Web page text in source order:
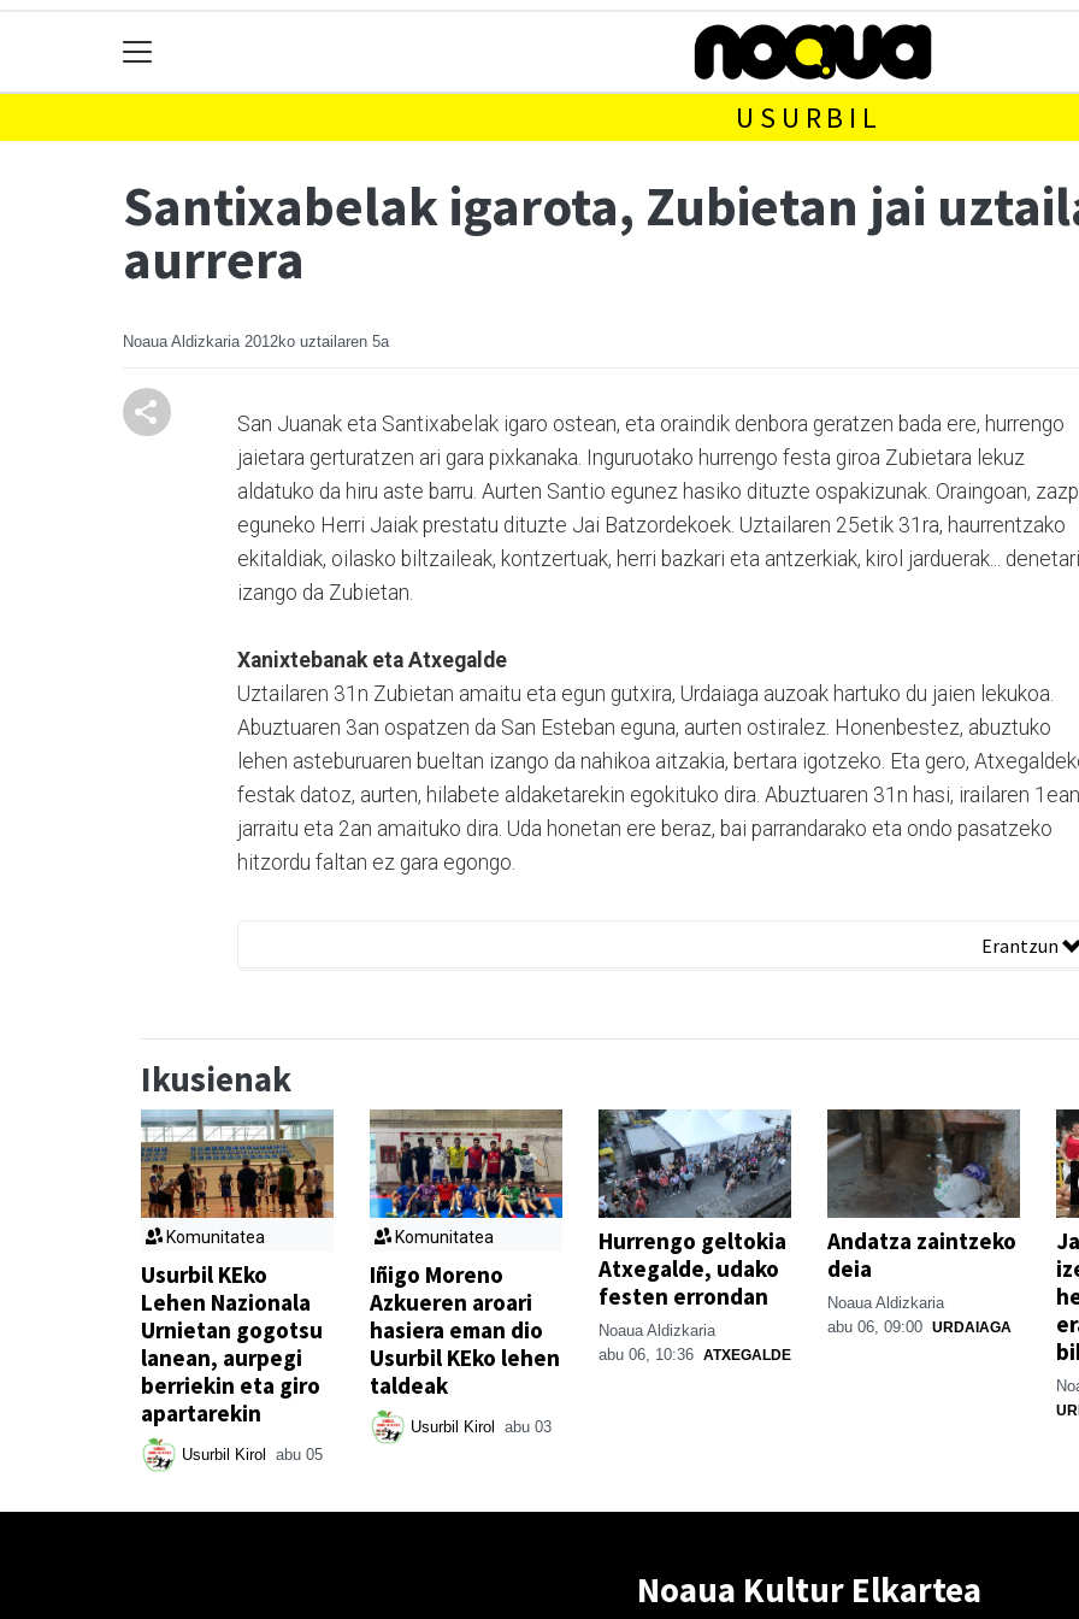
USURBIL
Santixabelak igarota, Zubietan jai
aurrera
Noaua Aldizkaria 2012ko uztailaren 5a
San Juanak eta Santixabelak igaro ostean, eta oraindik denbora geratzen bada ere, hurrengo
jaietara gerturatzen ari gara pixkanaka. Inguruotako hurrengo festa giroa Zubietara lekuz
aldatuko da hiru aste barru. Aurten Santio egunez hasiko dituzte ospakizunak. Oraingoan,
eguneko Herri Jaiak prestatu dituzte Jai Batzordekoek. Uztailaren 25etik 31ra, haurrentzako
ekitaldiak, oilasko biltzaileak, kontzertuak, herri bazkari eta antzerkiak, kirol jarduerak...
izango da Zubietan.
Xanixtebanak eta Atxegalde
Uztailaren 31n Zubietan amaitu eta egun gutxira, Urdaiaga auzoak hartuko du jaien lekukoa.
Abuztuaren 3an ospatzen da San Esteban eguna, aurten ostiralez. Honenbestez, abuztuko
lehen asteburuaren bueltan izango da nahikoa aitzakia, bertara igotzeko. Eta gero,
festak datoz, aurten, hilabete aldaketarekin egokituko dira. Abuztuaren 31n hasi, irailaren 1ean
jarraitu eta 2an amaituko dira. Uda honetan ere beraz, bai parrandarako eta ondo pasatzeko
hitzordu faltan ez gara egongo.
Erantzun
Ikusienak
Komunitatea
Usurbil KEko
Lehen Nazionala
Urnietan gogotsu
lanean, aurpegi
berriekin eta giro
apartarekin
Usurbil Kirol abu 05
Komunitatea
Iñigo Moreno
Azkueren aroari
hasiera eman dio
Usurbil KEko lehen
taldeak
Usurbil Kirol abu 03
Hurrengo geltokia
Atxegalde, udako
festen errondan
Noaua Aldizkaria
abu 06, 10:36 ATXEGALDE
Andatza zaintzeko
deia
Noaua Aldizkaria
abu 06, 09:00 URDAIAGA
Noaua Kultur Elkartea